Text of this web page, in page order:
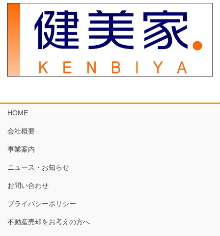
HOME
会社概要
事業案内
ニュース・お知らせ
お問い合わせ
プライバシーポリシー
不動産売却をお考えの方へ